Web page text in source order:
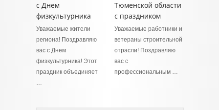
с Днем
физкультурника
Уважаемые жители
региона! Поздравляю
вас с Днем
физкультурника! Этот
праздник объединяет
…
Тюменской области
с праздником
Уважаемые работники и
ветераны строительной
отрасли! Поздравляю
вас с
профессиональным …